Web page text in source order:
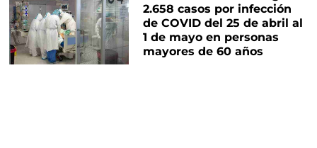
2.658 casos por infección
de COVID del 25 de abril al
1 de mayo en personas
mayores de 60 años